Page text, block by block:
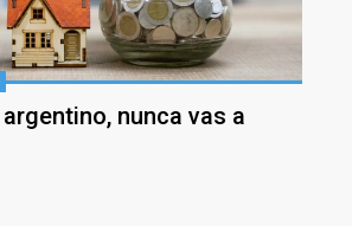
nunca vas a